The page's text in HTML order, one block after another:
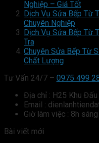
Nghiệp – Giá Tốt
Dịch Vụ Sửa Bếp Từ
Chuyên Nghiệp
Dịch Vụ Sửa Bếp Từ
Tra
Chuyên Sửa Bếp Từ
Chất Lượng
Tư Vấn 24/7 – 0975 499
Địa chỉ : H25 Khu
Email :
Giờ làm việc : 8h
Bài viết mới